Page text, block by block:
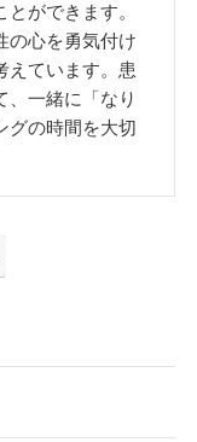
ができます。
の心を勇気付け
えています。患
、一緒に「なり
グの時間を大切